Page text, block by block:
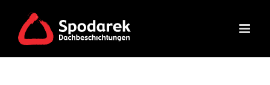
content